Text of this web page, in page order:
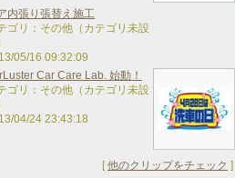
内張り張替え施工
ゴリ：その他（カテゴリ未設
05/16 09:32:09
Car Care Lab. 始動！
ゴリ：その他（カテゴリ未設
04/24 23:43:18
[他のクリップをチェック ]